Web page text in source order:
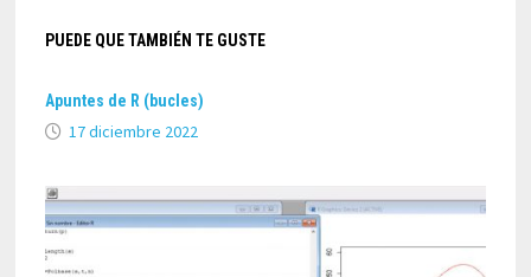
PUEDE QUE TAMBIÉN TE GUSTE
Apuntes de R (bucles)
17 diciembre 2022